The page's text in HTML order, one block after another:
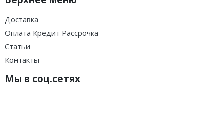
Доставка
Оплата Кредит Рассрочка
Статьи
Контакты
Мы в соц.сетях